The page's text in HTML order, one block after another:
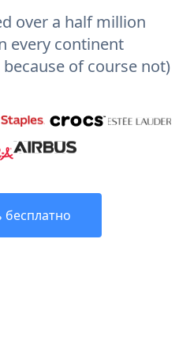
over a half million
every continent
of course not)
бесплатно